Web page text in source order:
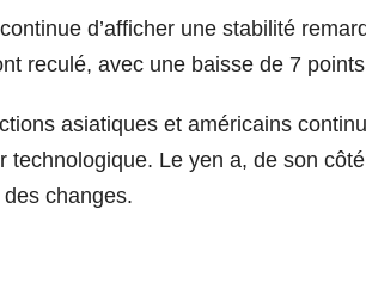
d’afficher une stabilité
reculé, avec une baisse de 7
asiatiques et américains
technologique. Le yen a, de son
changes.